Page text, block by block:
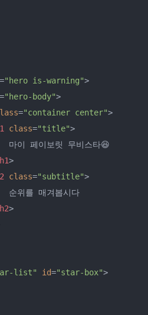
="hero is-warning">
="hero-body">
="container center">
class="title">
이 페이보릿 무비스타😆
h1>
class="subtitle">
순위를 매겨봅시다
h2>
list" id="star-box">